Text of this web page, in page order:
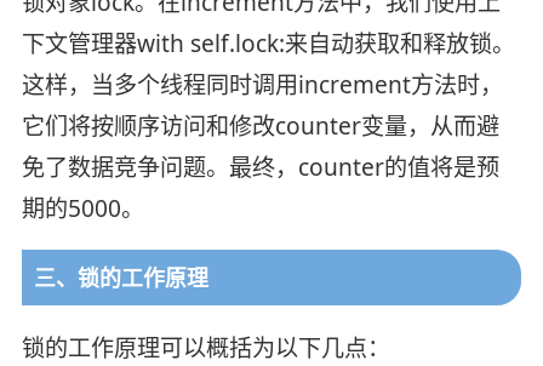
下文管理器with self.lock:来自动获取和释放锁。
这样，当多个线程同时调用increment方法时，
它们将按顺序访问和修改counter变量，从而避
免了数据竞争问题。最终，counter的值将是预
期的5000。
三、锁的工作原理
锁的工作原理可以概括为以下几点：